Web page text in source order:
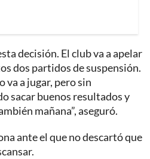
decisión. El club va a apelar
dos partidos de suspensión.
va a jugar, pero sin
sacar buenos resultados y
mañana”, aseguró.
ante el que no descartó que